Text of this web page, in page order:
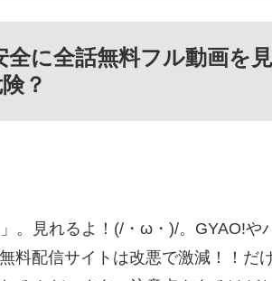
全に全話無料フル動画を
？
。見れるよ！(/・ω・)/。GYAO!や
料配信サイトは改悪で激減！！だ